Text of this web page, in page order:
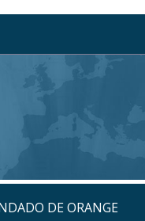
DE ORANGE